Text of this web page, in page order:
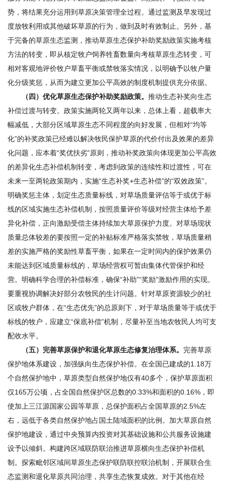
势，将结果充分运用到草原决策管理全过程。通过监测及早发现过
度放牧利用或其他破坏草原的行为，做到及时有效制止。另外，基
于完备的草原生态监测，推动草原生态保护补助奖励政策实施考核
方法的转变，即从核定牧户饲养牲畜数量向考核草原生态转变，可
相对客观地评价牧户草畜平衡或禁牧落实情况，以明确予以牧户量
化分级奖惩，从而为建立更加公平高效的制度机制提供充分依据。
（四）优化草原生态保护补助奖励政策。 推动生态补奖向生态
补偿过渡与转变。政策实施两轮又两年以来，总体上看，超载率大
幅减低，大部分区域草原生态不同程度的向好发展，但相对“均等
化”的补奖政策已经难以解决牧民保护草原的代价付出及效果的差异
化问题，应本着“奖优扶劣”原则，推动补奖政策向体现更加公平高效
的差异化生态补偿机制转变，考虑到政策的连续性和过渡性，可在
未来一至两轮政策期内，实施“生态补奖+生态补偿”的“双效政策”。
明确奖惩主体，划定生态质量标线，对草场质量评估等于或优于标
线的区域实施生态补偿机制，按照质量评价等级对经营主体给予差
异化补偿，正向激励受偿主体持续加大草原保护力度。对草场现状
质量总体较差的要按照一定的补贴标准严格落实禁牧，草场质量稍
差的实施严格的奖励性草畜平衡，如果在一定时间内的保护效果仍
未能达到区域质量标线的，草场经营权可暂由集体代管保护和经
营。明确科学合理的补偿标准，确保“补助”“奖励”激励作用的实现。
要重视协调解决好部分农牧民的生计问题。针对草原资源较少的社
区或牧户群体，在“生态优先”的总原则下，对于草场质量等于或优于
标线的牧户，应建立“保底补偿”机制，尽量补至当地农牧民人均可支
配收水平。
（五）完善草原保护和退化草原生态修复治理体系。 完善草原
保护地体系建设，加强纵向生态保护补偿。在全国已建成的1.18万
个自然保护地中，草原类型自然保护地仅有40多个，保护草原面积
仅165万公顷，占全国自然保护区总数的0.33%和面积的0.16%，即
使加上三江源国家公园等草原，总保护面积占全国草原的2.5%左
右，远低于各类自然保护地占国土陆域面积的比例。加大草原自然
保护地建设，通过中央预算内投资对其基础设施和公共服务设施建
设予以倾斜。构建跨区域联防联治推进草原横向生态保护补偿机
制。探索毗邻区域间草原生态保护联防联控联治机制，开展联合生
态监测和退化草原共同治理，共享生态恢复成效。对于其他在经